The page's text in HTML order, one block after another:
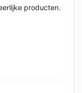
producten.